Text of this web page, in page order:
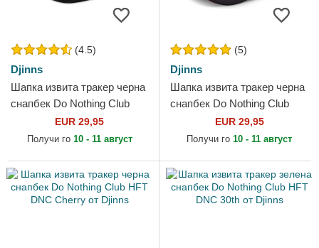
(4.5)
Djinns
Шапка извита тракер черна
снапбек Do Nothing Club
HFT DNC 3.0 Hairy Suede
от Djinns
EUR 29,95
Получи го 10 - 11 август
(5)
Djinns
Шапка извита тракер черна
снапбек Do Nothing Club
HFT DNC SunDown от
Djinns
EUR 29,95
Получи го 10 - 11 август